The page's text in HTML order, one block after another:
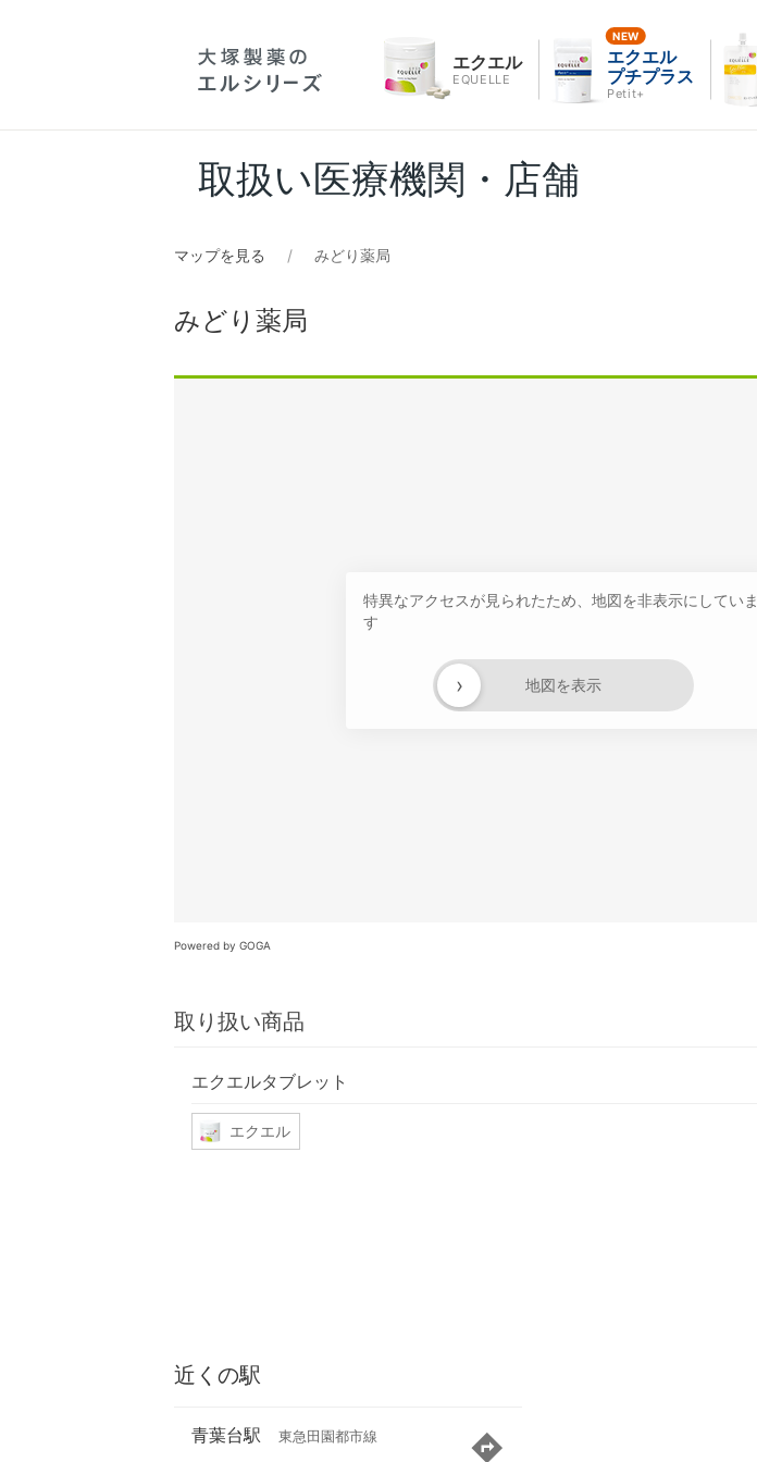
エクエル
EQUELLE
エクエル
プチプラス
Petit+
取扱い医療機関・店舗
マップを見る みどり薬局
みどり薬局
特異なアクセスが見られたため、地図を非表示にしていま
す
地図を表示
›
Powered by GOGA
取り扱い商品
エクエルタブレット
エクエル
近くの駅
青葉台駅 東急田園都市線